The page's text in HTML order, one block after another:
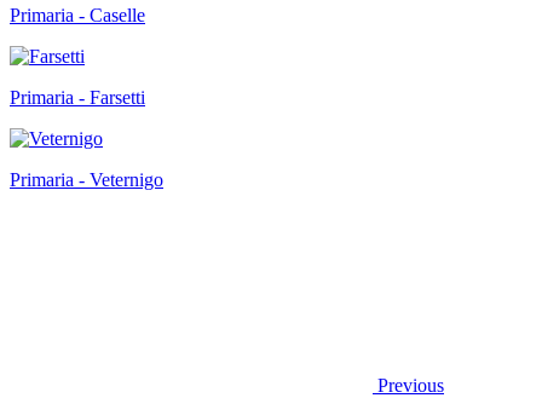
Primaria - Caselle
Primaria - Farsetti
Primaria - Veternigo
Previous